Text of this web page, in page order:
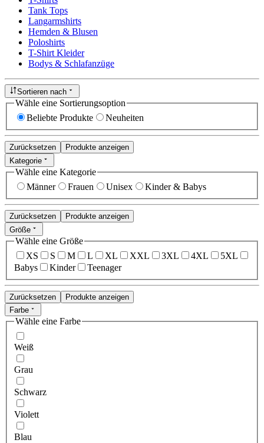
Tank Tops
Langarmshirts
Hemden & Blusen
Poloshirts
T-Shirt Kleider
Bodys & Schlafanzüge
Sortieren nach
Wähle eine Sortierungsoption
Beliebte Produkte
Neuheiten
Zurücksetzen
Produkte anzeigen
Kategorie
Wähle eine Kategorie
Männer
Frauen Unisex Kinder & Babys
Zurücksetzen
Produkte anzeigen
Größe
Wähle eine Größe
XS
S M L XL XXL 3XL 4XL
5XL
Babys
Kinder Teenager
Zurücksetzen
Produkte anzeigen
Farbe
Wähle eine Farbe
Weiß
Grau
Schwarz
Violett
Blau